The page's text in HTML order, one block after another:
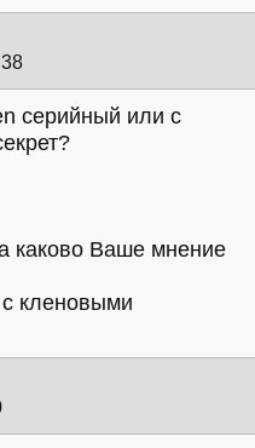
серийный или с
каково Ваше мнение
кленовыми